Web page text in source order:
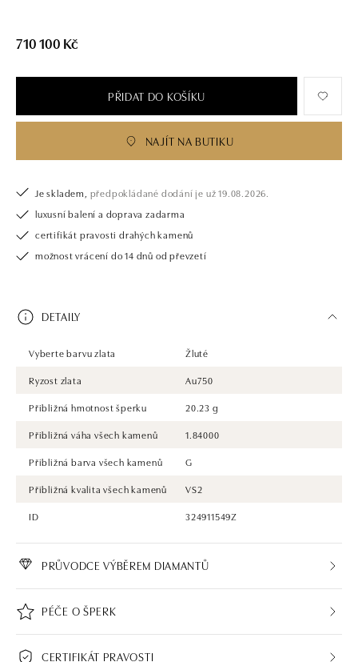
710 100 Kč
PŘIDAT DO KOŠÍKU
NAJÍT NA BUTIKU
Je skladem, předpokládané dodání je už 19.08.2026.
luxusní balení a doprava zadarma
certifikát pravosti drahých kamenů
možnost vrácení do 14 dnů od převzetí
DETAILY
Vyberte barvu zlata
Žluté
Ryzost zlata
Au750
Přibližná hmotnost šperku
20.23 g
Přibližná váha všech kamenů
1.84000
Přibližná barva všech kamenů
G
Přibližná kvalita všech kamenů
VS2
ID
324911549Z
PRŮVODCE VÝBĚREM DIAMANTŮ
PÉČE O ŠPERK
CERTIFIKÁT PRAVOSTI